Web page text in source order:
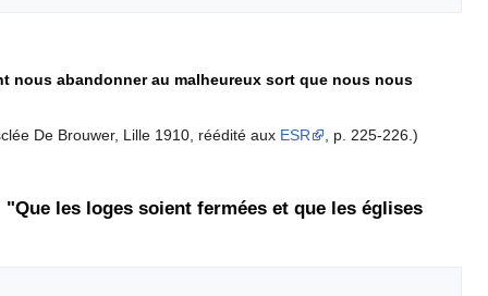
nous abandonner au malheureux sort que nous nous
De Brouwer, Lille 1910, réédité aux ESR , p. 225-226.)
les loges soient fermées et que les églises